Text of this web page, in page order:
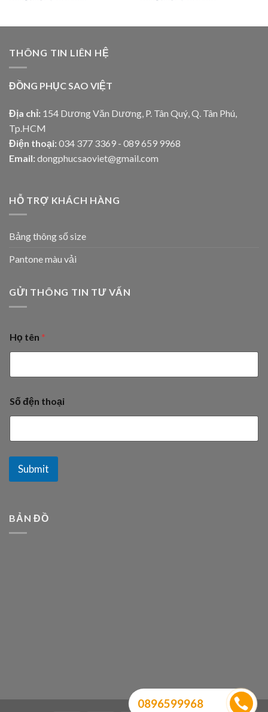
THÔNG TIN LIÊN HỆ
ĐỒNG PHỤC SAO VIỆT
Địa chỉ: 154 Dương Văn Dương, P. Tân Quý, Q. Tân Phú,
Tp.HCM
Điện thoại: 034 377 3369 - 089 659 9968
Email: dongphucsaoviet@gmail.com
HỖ TRỢ KHÁCH HÀNG
Bảng thông số size
Pantone màu vải
GỬI THÔNG TIN TƯ VẤN
Họ tên *
Số đện thoại
Submit
BẢN ĐỒ
0896599968